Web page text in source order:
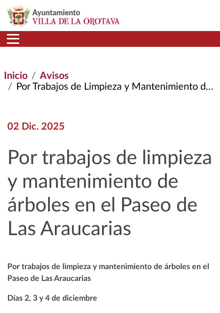
Pasar al contenido principal
Inicio
Avisos
Por Trabajos de Limpieza y Mantenimiento de Árboles En El Paseo de Las Araucarias
02 Dic. 2025
Por trabajos de limpieza
y mantenimiento de
árboles en el Paseo de
Las Araucarias
Por trabajos de limpieza y mantenimiento de árboles en el
Paseo de Las Araucarias
Días 2, 3 y 4 de diciembre